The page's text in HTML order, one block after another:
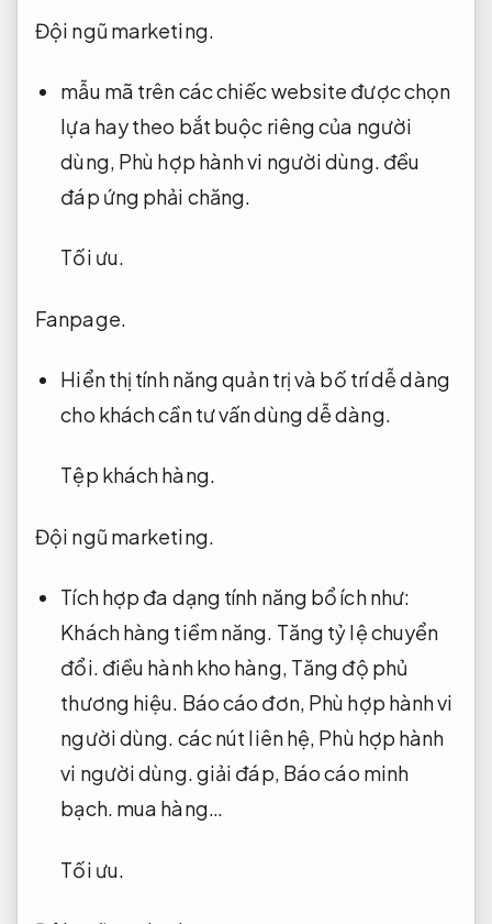
Đội ngũ marketing.
mẫu mã trên các chiếc website được chọn
lựa hay theo bắt buộc riêng của người
dùng, Phù hợp hành vi người dùng. đều
đáp ứng phải chăng.
Tối ưu.
Fanpage.
Hiển thị tính năng quản trị và bố trí dễ dàng
cho khách cần tư vấn dùng dễ dàng.
Tệp khách hàng.
Đội ngũ marketing.
Tích hợp đa dạng tính năng bổ ích như:
Khách hàng tiềm năng. Tăng tỷ lệ chuyển
đổi. điều hành kho hàng, Tăng độ phủ
thương hiệu. Báo cáo đơn, Phù hợp hành vi
người dùng. các nút liên hệ, Phù hợp hành
vi người dùng.giải đáp, Báo cáo minh
bạch. mua hàng…
Tối ưu.